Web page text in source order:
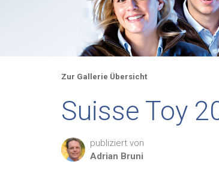
Zur Gallerie Übersicht
Suisse Toy
publiziert von
Adrian Bruni